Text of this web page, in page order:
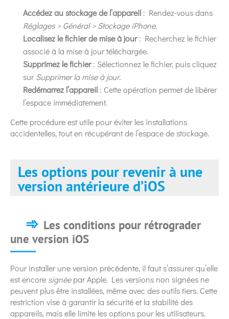
Accédez au stockage de l’appareil : Rendez-vous dans
Réglages > Général > Stockage iPhone.
Localisez le fichier de mise à jour: Recherchez le fichier
associé à la mise à jour téléchargée.
Supprimez le fichier: Sélectionnez le fichier, puis cliquez
surSupprimer la mise à jour.
Redémarrez l’appareil : Cette opération permet de libérer
l’espace immédiatement.
Cette procédure est utile pour éviter les installations
accidentelles, tout en récupérant de l’espace de stockage.
Les options pour revenir à une
version antérieure d’iOS
Les conditions pour rétrograder
une version iOS
Pour installer une version précédente, il faut s’assurer qu’elle
est encore signéepar Apple. Les versions non signées ne
peuvent plus être installées, même avec des outils tiers. Cette
restriction vise à garantir la sécurité et la stabilité des
appareils, mais elle limite les options pour les utilisateurs.